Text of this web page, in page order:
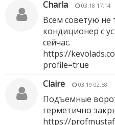
Charla
03.18 17:14
Всем советую не
кондиционер с
сейчас.
https://
profile=true
Claire
03.19 02:58
Подъемные
герметично
https://